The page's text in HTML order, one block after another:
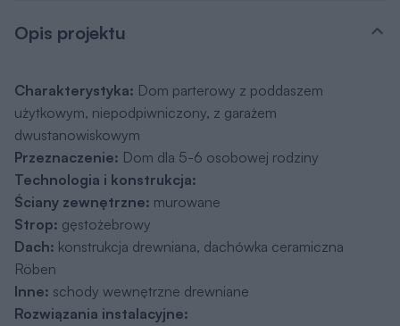
Opis projektu
Charakterystyka: Dom parterowy z poddaszem
użytkowym, niepodpiwniczony, z garażem
dwustanowiskowym
Przeznaczenie: Dom dla 5-6 osobowej rodziny
Technologia i konstrukcja:
Ściany zewnętrzne: murowane
Strop: gęstożebrowy
Dach: konstrukcja drewniana, dachówka ceramiczna
Röben
Inne: schody wewnętrzne drewniane
Rozwiązania instalacyjne: